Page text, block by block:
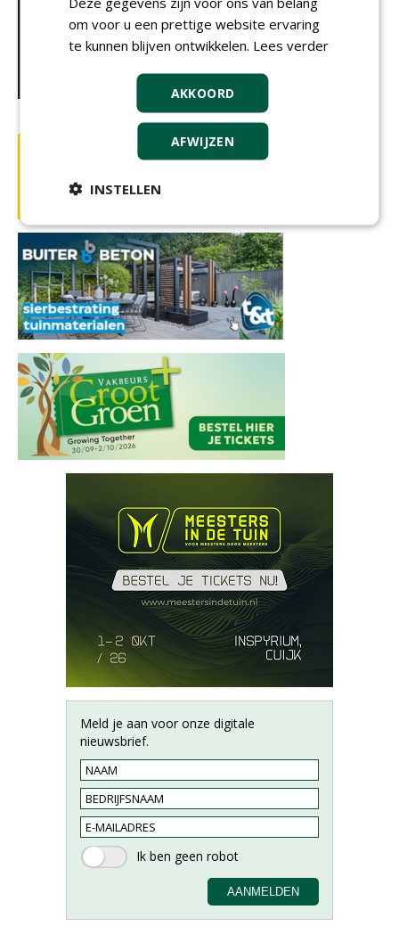
Meld je aan voor onze digitale
nieuwsbrief.
om voor u een prettige website ervaring
te kunnen blijven ontwikkelen. Lees verder
AKKOORD
AFWIJZEN
INSTELLEN